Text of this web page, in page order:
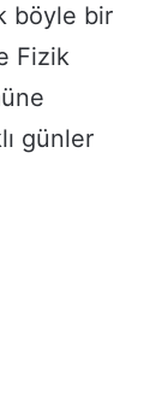
böyle bir
Fizik
günler